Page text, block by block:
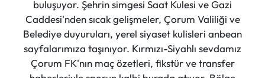
buluşuyor. Şehrin simgesi Saat Kulesi ve Gazi
Caddesi'nden sıcak gelişmeler, Çorum Valiliği ve
Belediye duyuruları, yerel siyaset kulisleri anbean
sayfalarımıza taşınıyor. Kırmızı-Siyahlı sevdamız
Çorum FK'nın maç özetleri, fikstür ve transfer